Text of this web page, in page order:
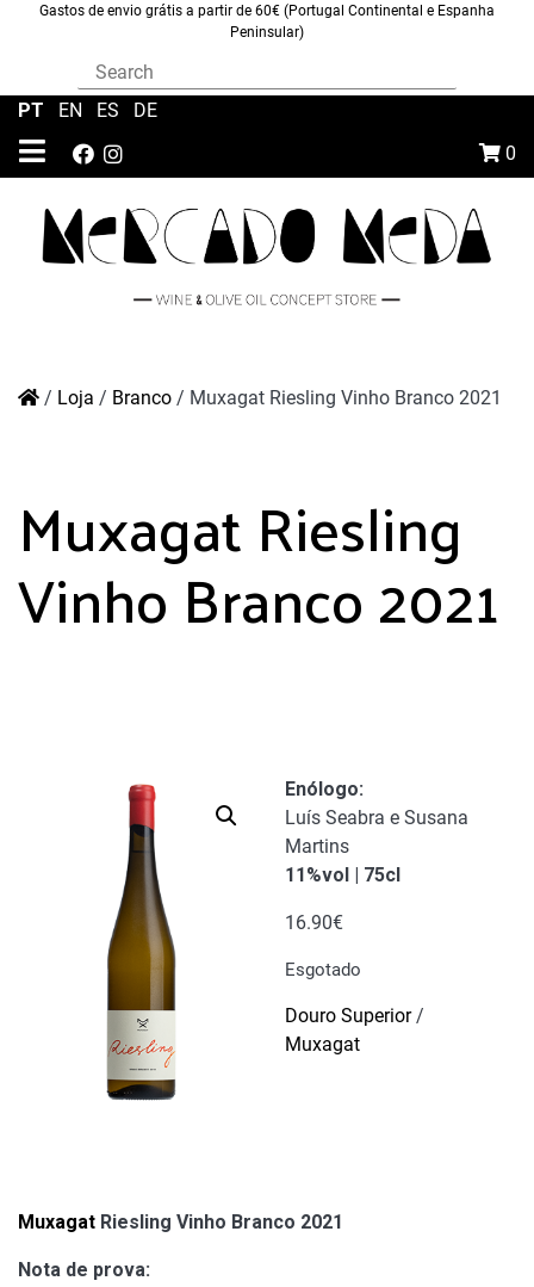
Gastos de envio grátis a partir de 60€ (Portugal Continental e Espanha
Peninsular)
0
PT EN ES DE
/ Loja / Branco / Muxagat Riesling Vinho Branco 2021
Muxagat Riesling
Vinho Branco 2021
Enólogo:
Luís Seabra e Susana
Martins
11%vol | 75cl
16.90€
Esgotado
Douro Superior/
Muxagat
Muxagat Riesling Vinho Branco 2021
Nota de prova: